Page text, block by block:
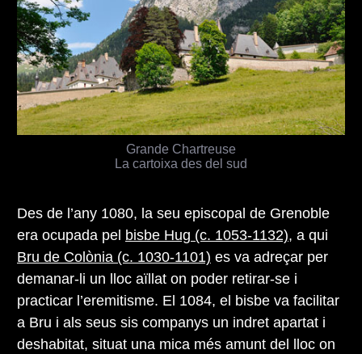
Grande Chartreuse
La cartoixa des del sud
Des de l’any 1080, la seu episcopal de Grenoble
era ocupada pel bisbe Hug (c. 1053-1132), a qui
Bru de Colònia (c. 1030-1101) es va adreçar per
demanar-li un lloc aïllat on poder retirar-se i
practicar l’eremitisme. El 1084, el bisbe va facilitar
a Bru i als seus sis companys un indret apartat i
deshabitat, situat una mica més amunt del lloc on